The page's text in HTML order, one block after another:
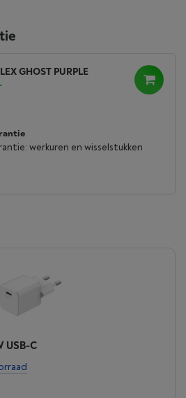
GHOST PURPLE
werkuren en wisselstukken
USB-C